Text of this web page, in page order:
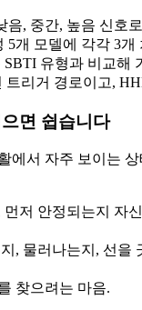
음, 중간, 높음 신호
5개 모델에 각각 3
유형과 비교해
리거 경로이고,
면 쉽습니다
에서 자주 보이는
저 안정되는지 자
, 물러나는지, 선을
찾으려는 마음.